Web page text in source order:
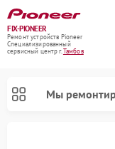
FIX-PIONEER
Ремонт устройств Pioneer
Специализированный
cервисный центр г.Тамбов
Мы